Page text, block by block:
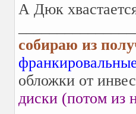
А Дюк
собираю из
обложки от
диски (потом из